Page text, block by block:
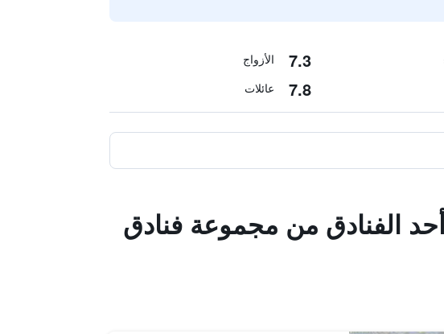
7.3 الأزواج
7.8 عائلات
أحد الفنادق من مجموعة فنادق